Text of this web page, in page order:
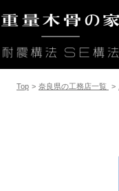
Top > 奈良県の工務店一覧 >